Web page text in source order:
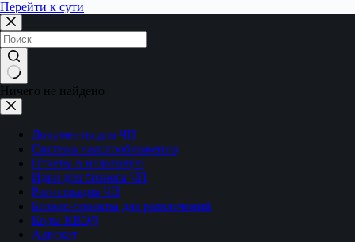
Перейти к сути
Ничего не найдено
Документы для ЧП
Система налогообложения
Отчеты в налоговую
Идеи для бизнеса ЧП
Регистрация ЧП
Бизнес-проекты для развлечений
Коды КВЭД
Адвокат